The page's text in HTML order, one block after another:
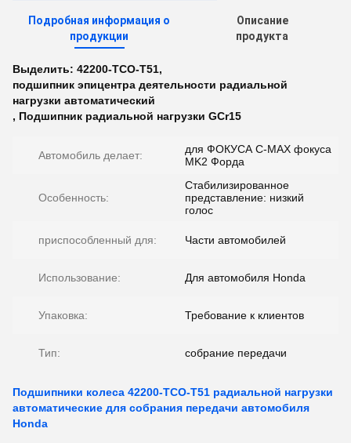
Подробная информация о
продукции
Описание
продукта
Выделить: 42200-TCO-T51,
подшипник эпицентра деятельности радиальной
нагрузки автоматический
, Подшипник радиальной нагрузки GCr15
Автомобиль делает:
для ФОКУСА C-MAX фокуса
MK2 Форда
Особенность:
Стабилизированное
представление: низкий
голос
приспособленный для: Части автомобилей
Использование: Для автомобиля Honda
Упаковка: Требование к клиентов
Тип: собрание передачи
Подшипники колеса 42200-TCO-T51 радиальной нагрузки
автоматические для собрания передачи автомобиля
Honda